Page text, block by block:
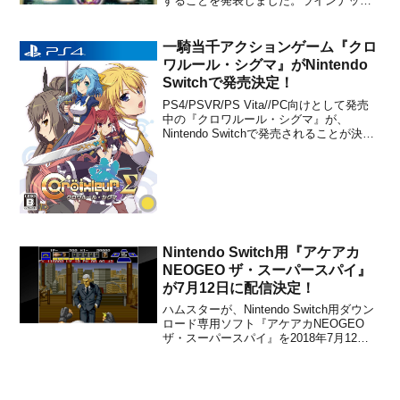
飾に包み込まれたアンティーク風フィギ
ュアが登場。ピカチュウやサーナイト...
一騎当千アクションゲーム『クロ
ワルール・シグマ』がNintendo
Switchで発売決定！
PS4/PSVR/PS Vita//PC向けとして発売
中の『クロワルール・シグマ』が、
Nintendo Switchで発売されることが決定
Nintendo Switch用『アケアカ
NEOGEO ザ・スーパースパイ』
が7月12日に配信決定！
ハムスターが、Nintendo Switch用ダウン
ロード専用ソフト『アケアカNEOGEO
ザ・スーパースパイ』を2018年7月12日